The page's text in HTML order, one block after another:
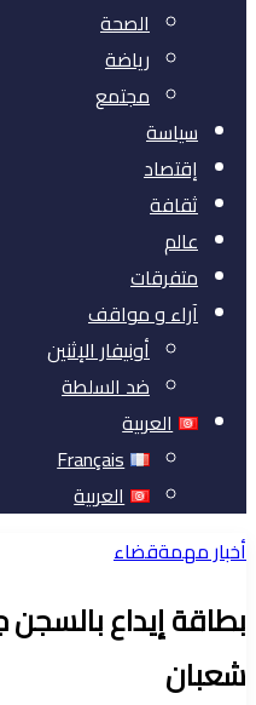
الصحة
رياضة
مجتمع
سياسة
إقتصاد
ثقافة
عالم
متفرقات
آراء و مواقف
أونيفار الإثنين
ضد السلطة
العربية
Français
العربية
أخبار مهمةقضاء
بطاقة إيداع
شعبان